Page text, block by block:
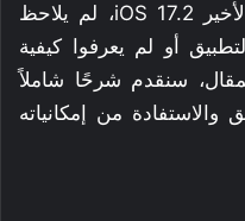
على أجهزة iOS في التحديث الأخير iOS 17.2، لم يلاحظ
أو لم يعرفوا كيفية
سنقدم شرحًا شاملاً
والاستفادة من إمكانياته